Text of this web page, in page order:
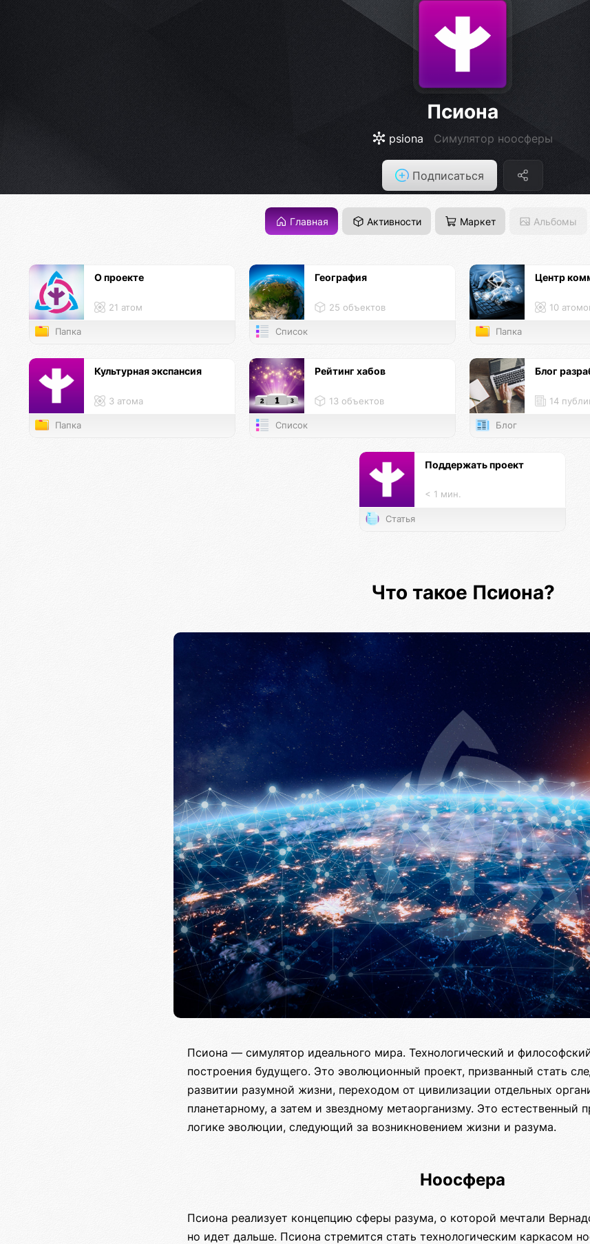
Псиона
psiona Cимулятор ноосферы
Подписаться
Главная Активности Маркет Альбомы
О проекте
21 атом
Папка
География
25 объектов
Список
Центр
10
Папка
Культурная экспансия
3 атома
Папка
Рейтинг хабов
13 объектов
Список
Блог
14
Блог
Поддержать проект
< 1 мин.
Статья
Что такое Псиона?
Псиона — симулятор идеального мира. Технологический и
построения будущего. Это эволюционный проект, призванный стать
развитии разумной жизни, переходом от цивилизации отдельных
планетарному, а затем и звездному метаорганизму. Это естественный
логике эволюции, следующий за возникновением жизни и разума.
Ноосфера
Псиона реализует концепцию сферы разума, о которой мечтали
но идет дальше. Псиона стремится стать технологическим каркасом